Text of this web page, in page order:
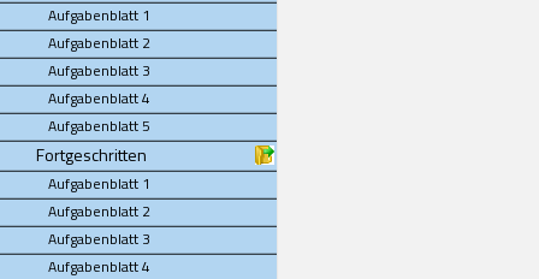
Aufgabenblatt 1
Aufgabenblatt 2
Aufgabenblatt 3
Aufgabenblatt 4
Aufgabenblatt 5
Fortgeschritten
Aufgabenblatt 1
Aufgabenblatt 2
Aufgabenblatt 3
Aufgabenblatt 4